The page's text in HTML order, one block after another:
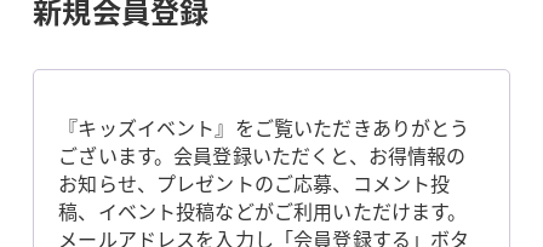
新規会員登録
『キッズイベント』をご覧いただきありがとう
ございます。会員登録いただくと、お得情報の
お知らせ、プレゼントのご応募、コメント投
稿、イベント投稿などがご利用いただけます。
メールアドレスを入力し「会員登録する」ボタ